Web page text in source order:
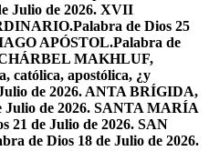
Julio de 2026. XVII
Palabra de Dios 25
APÓSTOL.Palabra de
CHÁRBEL MAKHLUF,
católica, apostólica, ¿y
de 2026. ANTA BRÍGIDA,
Julio de 2026. SANTA MARÍA
21 de Julio de 2026. SAN
de Dios 18 de Julio de 2026.